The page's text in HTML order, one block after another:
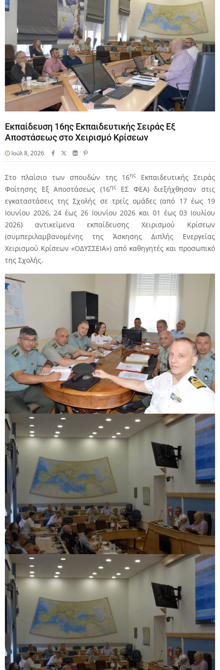
Εκπαίδευση 16ης Εκπαιδευτικής Σειράς Εξ
Αποστάσεως στο Χειρισμό Κρίσεων
Ιούλ 8, 2026
Στο πλαίσιο των σπουδών της 16ης
Εκπαιδευτικής Σειράς
Φοίτησης Εξ Αποστάσεως (16ης
ΕΣ ΦΕΑ) διεξήχθησαν στις
εγκαταστάσεις της Σχολής σε τρείς ομάδες (από 17 έως 19
Ιουνίου 2026, 24 έως 26 Ιουνίου 2026 και 01 έως 03 Ιουλίου
2026) αντικείμενα εκπαίδευσης Χειρισμού Κρίσεων
(συμπεριλαμβανομένης της Άσκησης Διπλής Ενεργείας
Χειρισμού Κρίσεων «ΟΔΥΣΣΕΙΑ») από καθηγητές και προσωπικό
της Σχολής.